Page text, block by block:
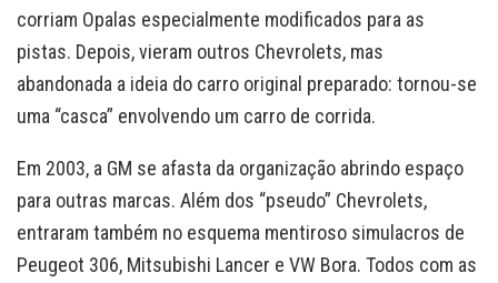
corriam Opalas especialmente modificados para as
pistas. Depois, vieram outros Chevrolets, mas
abandonada a ideia do carro original preparado: tornou-se
uma “casca” envolvendo um carro de corrida.
Em 2003, a GM se afasta da organização abrindo espaço
para outras marcas. Além dos “pseudo” Chevrolets,
entraram também no esquema mentiroso simulacros de
Peugeot 306, Mitsubishi Lancer e VW Bora. Todos com as